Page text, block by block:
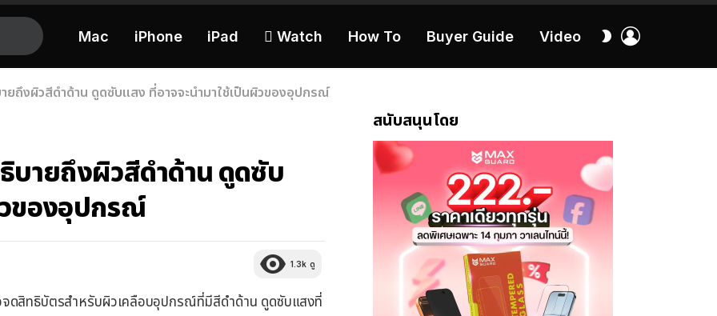
Mac iPhone iPad  Watch How To Buyer Guide Video
สลับ
ถึงผิวสีดำด้าน ดูดซับแสง ที่อาจจะนำมาใช้เป็นผิวของอุปกรณ์
ายถึงผิวสีดำด้าน ดูดซับ
วของอุปกรณ์
1.3k ดู
จดสิทธิบัตรสำหรับผิวเคลือบอุปกรณ์ที่มีสีดำด้าน ดูดซับแสงที่
สนับสนุนโดย